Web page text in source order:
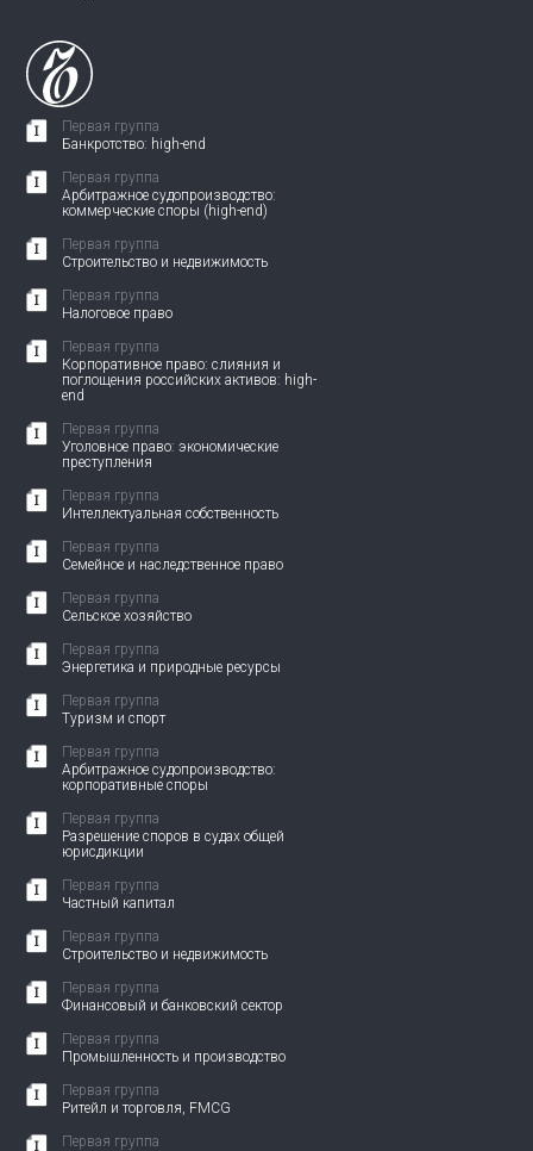
Первая группа
Банкротство: high-end
Первая группа
Арбитражное судопроизводство:
коммерческие споры (high-end)
Первая группа
Строительство и недвижимость
Первая группа
Налоговое право
Первая группа
Корпоративное право: слияния и
поглощения российских активов: high-
end
Первая группа
Уголовное право: экономические
преступления
Первая группа
Интеллектуальная собственность
Первая группа
Семейное и наследственное право
Первая группа
Сельское хозяйство
Первая группа
Энергетика и природные ресурсы
Первая группа
Туризм и спорт
Первая группа
Арбитражное судопроизводство:
корпоративные споры
Первая группа
Разрешение споров в судах общей
юрисдикции
Первая группа
Частный капитал
Первая группа
Строительство и недвижимость
Первая группа
Финансовый и банковский сектор
Первая группа
Промышленность и производство
Первая группа
Ритейл и торговля, FMCG
Первая группа